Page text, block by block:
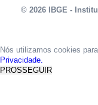
© 2026 IBGE -
Nós utilizamos cookies
Privacidade.
PROSSEGUIR